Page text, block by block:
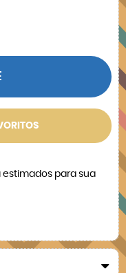
para sua